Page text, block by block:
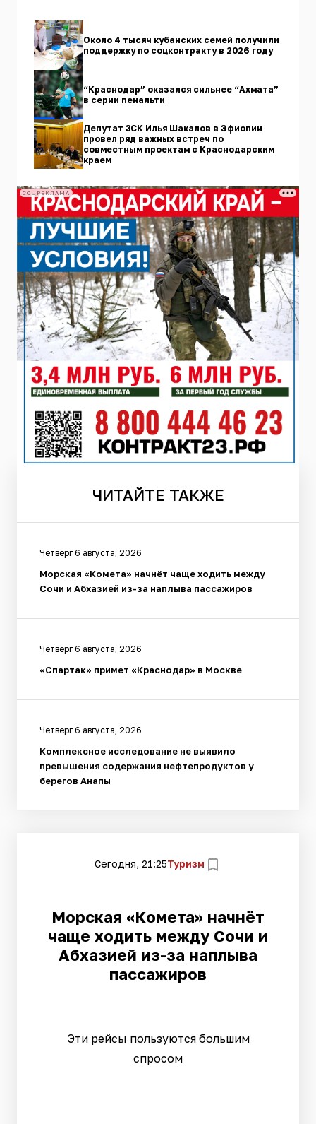
Около 4 тысяч кубанских семей получили
поддержку по соцконтракту в 2026 году
“Краснодар” оказался сильнее “Ахмата”
в серии пенальти
Депутат ЗСК Илья Шакалов в Эфиопии
провел ряд важных встреч по
совместным проектам с Краснодарским
краем
СОЦРЕКЛАМА
ЧИТАЙТЕ ТАКЖЕ
Четверг 6 августа, 2026
Морская «Комета» начнёт чаще ходить между
Сочи и Абхазией из-за наплыва пассажиров
Четверг 6 августа, 2026
«Спартак» примет «Краснодар» в Москве
Четверг 6 августа, 2026
Комплексное исследование не выявило
превышения содержания нефтепродуктов у
берегов Анапы
Сегодня, 21:25Туризм
Морская «Комета» начнёт
чаще ходить между Сочи и
Абхазией из-за наплыва
пассажиров
Эти рейсы пользуются большим
спросом